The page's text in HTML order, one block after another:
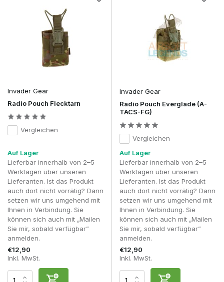
Warum ist eine gute Funkgerätetasche
wichtig?
In der Praxis beobachten wir, dass Spieler ihre
Funkgerätetasche oft erst nach einigen Skirmishes
umplatzieren. Eine Position, die beim Gehen bequem
erscheint, kann sich beim Laufen, Kriechen oder beim
Viele erfahrene Spieler entscheiden sich letztendlich für eine
Funkgerät gut erreichbar bleibt und das PTT-Kabel ordentlich
entlang der Schulter verlegt werden kann.
Bei einem Skirm ist die Kommunikation oft genauso wichtig
wie deine Replik oder deine übrige Ausrüstung. Ein
Funkgerät, das hin und her rutscht, aus der Tasche fallen
kann oder schwer zu erreichen ist, verlangsamt die
Kommunikation und lenkt vom Spiel ab.
Eine hochwertige Funkgerätetasche hält das Funkgerät beim
Laufen, Kriechen und Überwinden von Hindernissen sicher
an seinem Platz. Gleichzeitig bleiben die Bedientasten, der
Lautstärkeregler und der Push-to-Talk-Anschluss leicht
erreichbar.
platzierte Funkgerätetasche zudem dafür, dass die Kabel
verlegt werden können. So verhinderst du, dass sich die
Invader Gear
Radio Pouch Flecktarn
Vergleichen
Auf Lager
Lieferbar innerhalb von 2–5
Werktagen über unseren
Lieferanten. Ist das Produkt
auch dort nicht vorrätig? Dann
setzen wir uns umgehend mit
Ihnen in Verbindung. Sie
können sich auch mit „Mailen
Sie mir, sobald verfügbar”
anmelden.
€12,90
Inkl. MwSt.
Invader Gear
Radio Pouch Everglade (A-
TACS-FG)
Vergleichen
Auf Lager
Lieferbar innerhalb von 2–5
Werktagen über unseren
Lieferanten. Ist das Produkt
auch dort nicht vorrätig? Dann
setzen wir uns umgehend mit
Ihnen in Verbindung. Sie
können sich auch mit „Mailen
Sie mir, sobald verfügbar”
anmelden.
€12,90
Inkl. MwSt.